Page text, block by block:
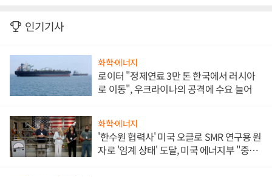
인기기사
화학·에너지
로이터 "정제연료 3만 톤 한국에서 러시아
로 이동", 우크라이나의 공격에 수요 늘어
화학·에너지
'한수원 협력사' 미국 오클로 SMR 연구용 원
자로 '임계 상태' 도달, 미국 에너지부 "중요